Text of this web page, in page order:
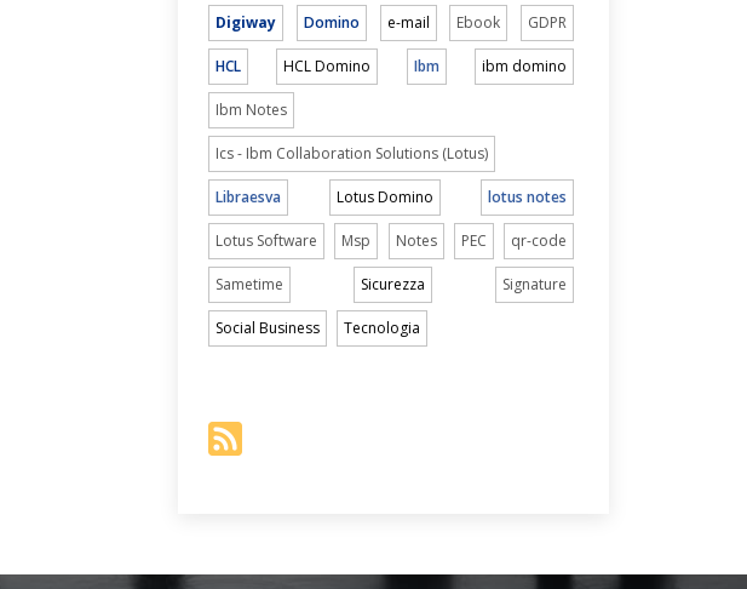
Digiway Domino e-mail Ebook GDPR
HCL HCL Domino Ibm ibm domino
Ibm Notes
Ics - Ibm Collaboration Solutions (Lotus)
Libraesva Lotus Domino lotus notes
Lotus Software Msp Notes PEC qr-code
Sametime Sicurezza Signature
Social Business Tecnologia